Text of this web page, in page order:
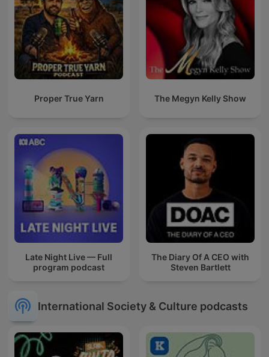
Proper True Yarn The Megyn Kelly Show
Late Night Live — Full
program podcast
The Diary Of A CEO with
Steven Bartlett
International Society & Culture podcasts